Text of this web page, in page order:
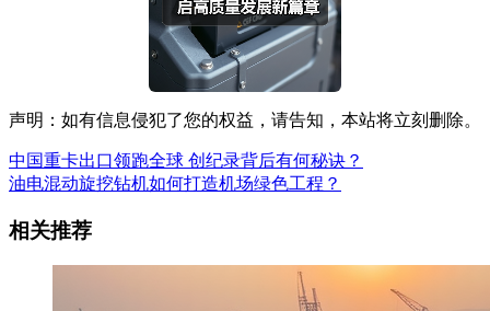
声明：如有信息侵犯了您的权益，请告知，本站将立刻删除。
中国重卡出口领跑全球 创纪录背后有何秘诀？
油电混动旋挖钻机如何打造机场绿色工程？
相关推荐